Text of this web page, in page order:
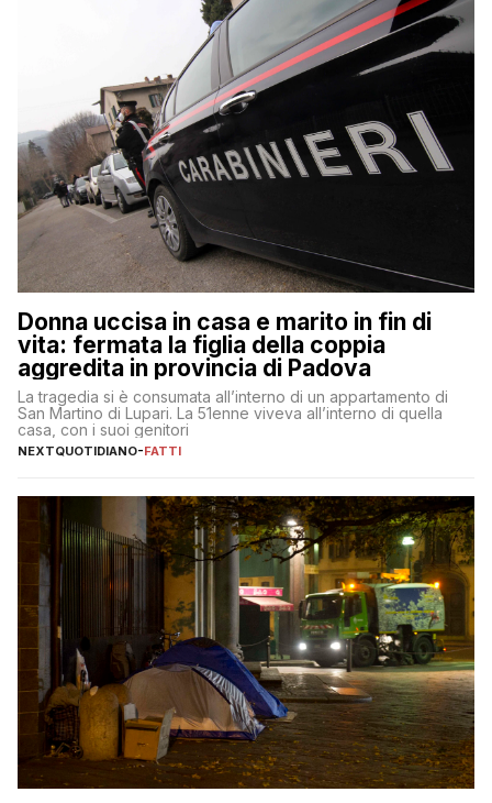
Donna uccisa in casa e marito in fin di
vita: fermata la figlia della coppia
aggredita in provincia di Padova
La tragedia si è consumata all’interno di un appartamento di
San Martino di Lupari. La 51enne viveva all’interno di quella
casa, con i suoi genitori
NEXTQUOTIDIANO-FATTI